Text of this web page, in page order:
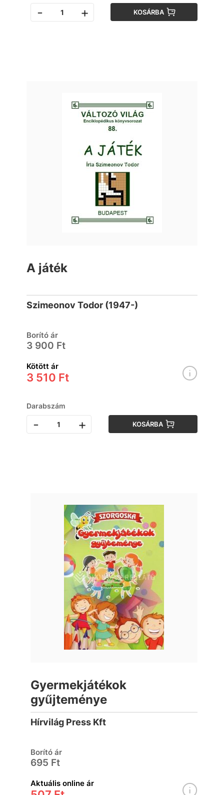
- + KOSÁRBA
A játék
Szimeonov Todor (1947-)
Borító ár
3 900 Ft
Kötött ár
3 510 Ft
Darabszám
- + KOSÁRBA
Gyermekjátékok
gyűjteménye
Hírvilág Press Kft
Borító ár
695 Ft
Aktuális online ár